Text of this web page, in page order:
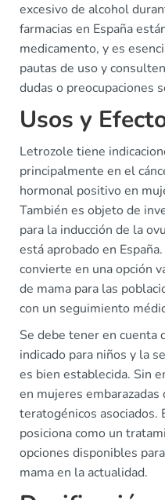
excesivo de alcohol
farmacias en España
medicamento, y es
pautas de uso y
dudas o preocupaciones
Usos y
Letrozole tiene
principalmente en el
hormonal positivo en
También es objeto de
para la inducción de la
está aprobado en
convierte en una opción
de mama para las
con un seguimiento
Se debe tener en cuenta
indicado para niños y la
es bien establecida. Sin
en mujeres
teratogénicos asociados.
posiciona como un
opciones disponibles
mama en la actualidad.